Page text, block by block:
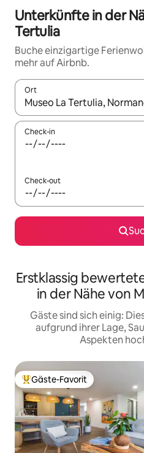
Unterkünfte in der
Tertulia
Buche einzigartige
mehr auf Airbnb.
Ort
Wenn Ergebnisse verfügbar
Check-in
Check-out
Erstklassig
in der Nähe von
Gäste sind sich einig:
aufgrund ihrer Lage,
Aspekten
Beliebter Gäste-Favorit.
Gäste-Favorit